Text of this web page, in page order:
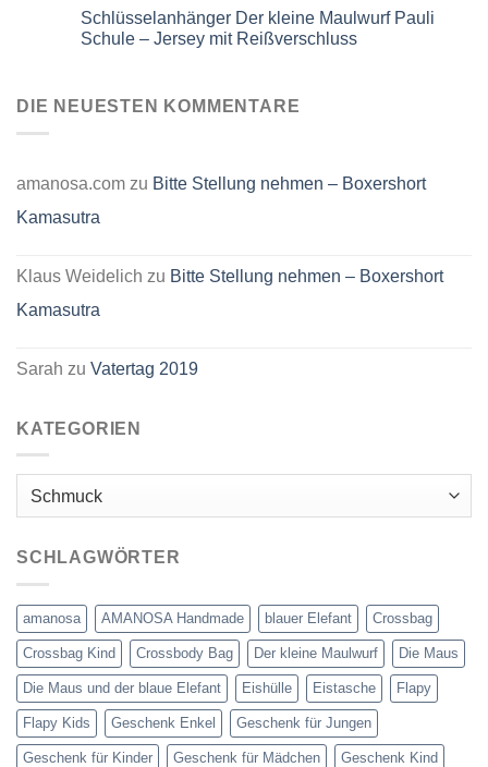
mit
Reißverschluss
–
Fußballmotiv
zu
Jersey
Schlüsselanhänger
Motiv:
Schlüsselanhänger Der kleine Maulwurf Pauli
Schule – Jersey mit Reißverschluss
Schlüsselanhänger
–
mit
DIE NEUESTEN KOMMENTARE
amanosa.com zu Bitte Stellung nehmen – Boxershort
Kamasutra
Klaus Weidelich zu Bitte Stellung nehmen – Boxershort
Kamasutra
Sarah zu Vatertag 2019
KATEGORIEN
Kategorien
SCHLAGWÖRTER
amanosa AMANOSA Handmade blauer Elefant Crossbag
Crossbag Kind Crossbody Bag Der kleine Maulwurf Die Maus
Die Maus und der blaue Elefant Eishülle Eistasche Flapy
Flapy Kids Geschenk Enkel Geschenk für Jungen
Geschenk für Kinder Geschenk für Mädchen Geschenk Kind